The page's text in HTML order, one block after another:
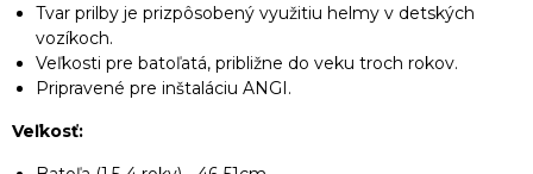
Tvar prilby je prizpôsobený využitiu helmy v detských
vozíkoch.
Veľkosti pre batoľatá, približne do veku troch rokov.
Pripravené pre inštaláciu ANGI.
Veľkosť: